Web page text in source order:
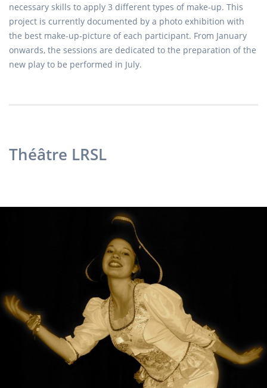
necessary skills to apply 3 different types of make-up. This
project is currently documented by a photo exhibition with
the best make-up-picture of each participant. From January
onwards, the sessions are dedicated to the preparation of the
new play to be performed in July.
Théâtre LRSL